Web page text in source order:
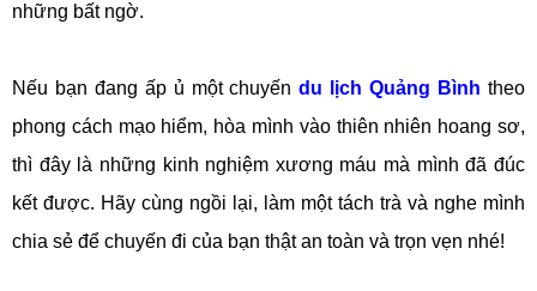
những bất ngờ.
Nếu bạn đang ấp ủ một chuyếndu lịch Quảng Bình theo
phong cách mạo hiểm, hòa mình vào thiên nhiên hoang sơ,
thì đây là những kinh nghiệm xương máu mà mình đã đúc
kết được. Hãy cùng ngồi lại, làm một tách trà và nghe mình
chia sẻ để chuyến đi của bạn thật an toàn và trọn vẹn nhé!